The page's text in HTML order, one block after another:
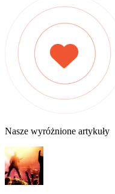
Nasze wyróżnione artykuły